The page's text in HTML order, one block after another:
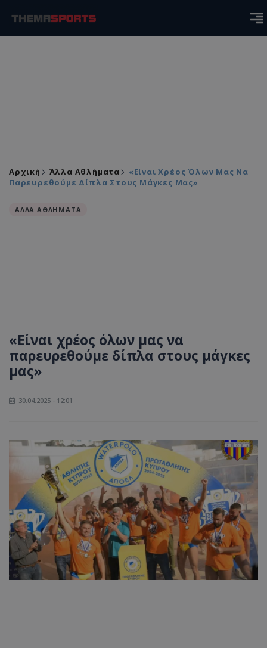
Αρχική Άλλα Αθλήματα
«Είναι Χρέος Όλων Μας Να
Παρευρεθούμε Δίπλα Στους Μάγκες Μας»
ΑΛΛΑ ΑΘΛΗΜΑΤΑ
«Είναι χρέος όλων μας να
παρευρεθούμε δίπλα στους μάγκες
μας»
30.04.2025 - 12:01